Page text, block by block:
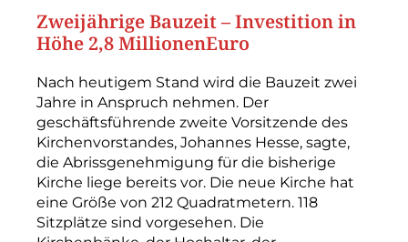
Zweijährige Bauzeit – Investition in
Höhe 2,8 MillionenEuro
Nach heutigem Stand wird die Bauzeit zwei
Jahre in Anspruch nehmen. Der
geschäftsführende zweite Vorsitzende des
Kirchenvorstandes, Johannes Hesse, sagte,
die Abrissgenehmigung für die bisherige
Kirche liege bereits vor. Die neue Kirche hat
eine Größe von 212 Quadratmetern. 118
Sitzplätze sind vorgesehen. Die